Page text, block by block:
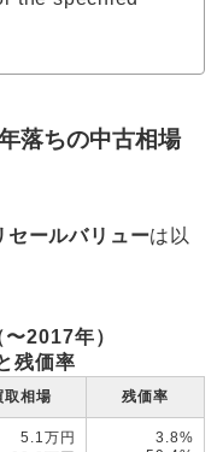
落ちの中古相場
セールバリューは以
2017年）
残価率
取相場 残価率
5.1万円
3.8%